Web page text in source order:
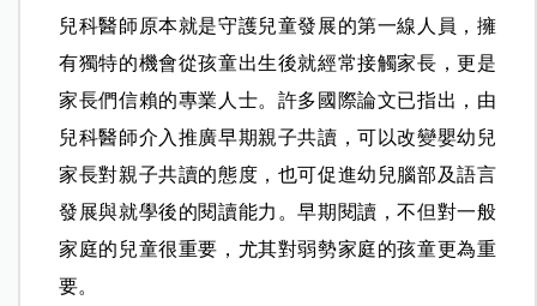
兒科醫師原本就是守護兒童發展的第一線人員，擁
有獨特的機會從孩童出生後就經常接觸家長，更是
家長們信賴的專業人士。許多國際論文已指出，由
兒科醫師介入推廣早期親子共讀，可以改變嬰幼兒
家長對親子共讀的態度，也可促進幼兒腦部及語言
發展與就學後的閱讀能力。早期閱讀，不但對一般
家庭的兒童很重要，尤其對弱勢家庭的孩童更為重
要。